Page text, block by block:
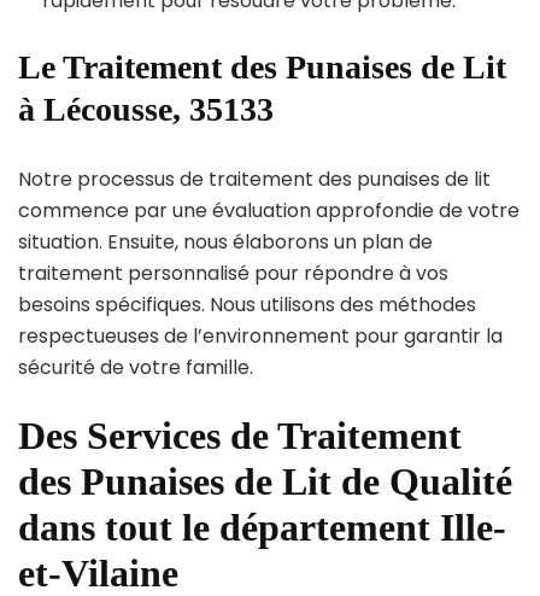
Le Traitement des Punaises de Lit
à Lécousse, 35133
Notre processus de traitement des punaises de lit
commence par une évaluation approfondie de votre
situation. Ensuite, nous élaborons un plan de
traitement personnalisé pour répondre à vos
besoins spécifiques. Nous utilisons des méthodes
respectueuses de l’environnement pour garantir la
sécurité de votre famille.
Des Services de Traitement
des Punaises de Lit de Qualité
dans tout le département Ille-
et-Vilaine